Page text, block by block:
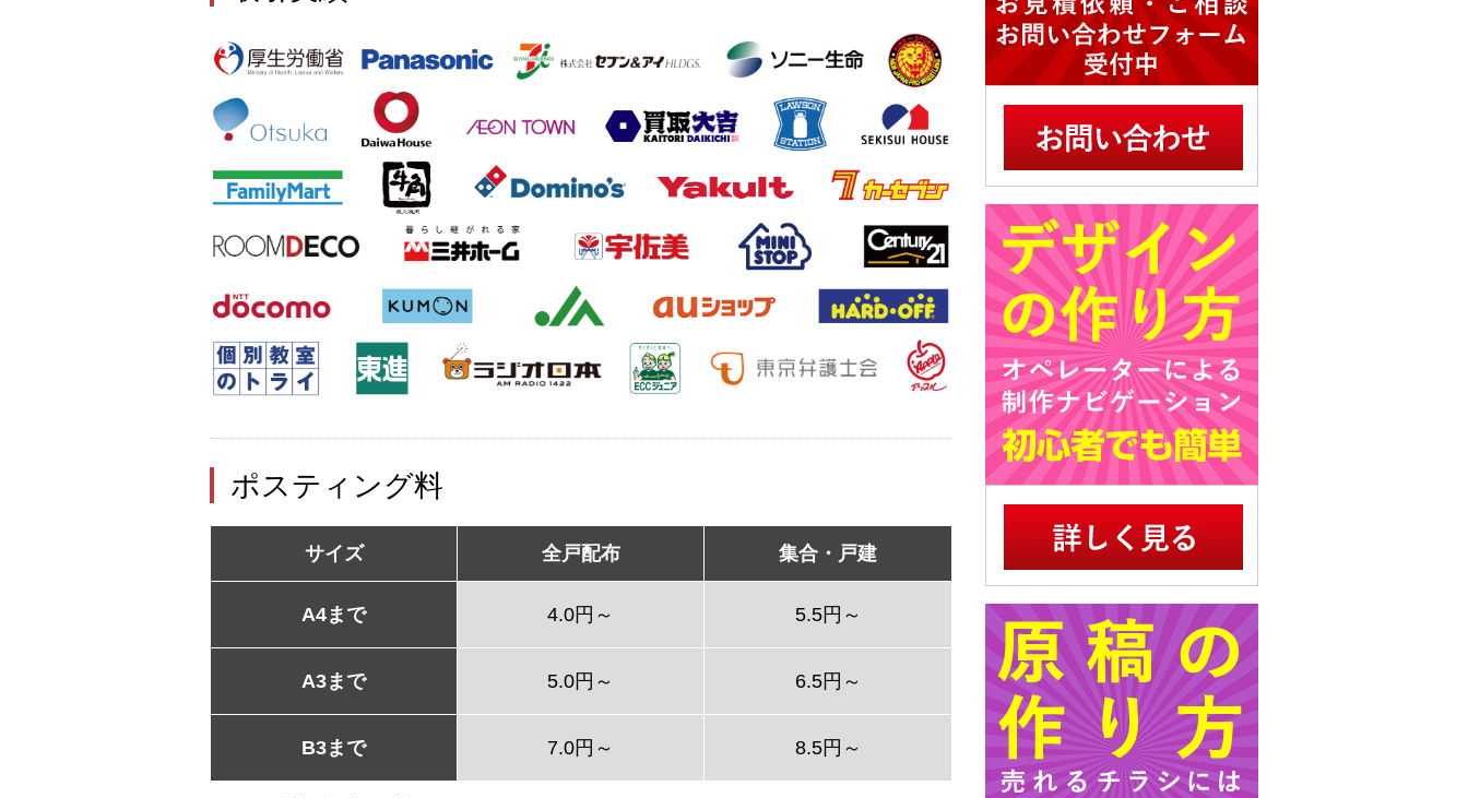
ポスティング料
サイズ 全戸配布 集合・戸建
A4まで 4.0円～ 5.5円～
A3まで 5.0円～ 6.5円～
B3まで 7.0円～ 8.5円～